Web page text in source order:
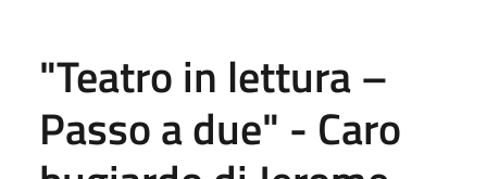
"Teatro in lettura –
Passo a due" - Caro